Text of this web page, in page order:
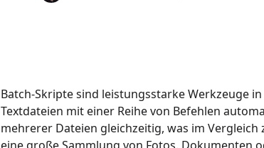
Batch-Skripte sind leistungsstarke Werkzeuge
Textdateien mit einer Reihe von Befehlen
mehrerer Dateien gleichzeitig, was im